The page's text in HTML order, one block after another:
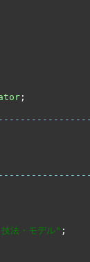
;
法・モデル" ;